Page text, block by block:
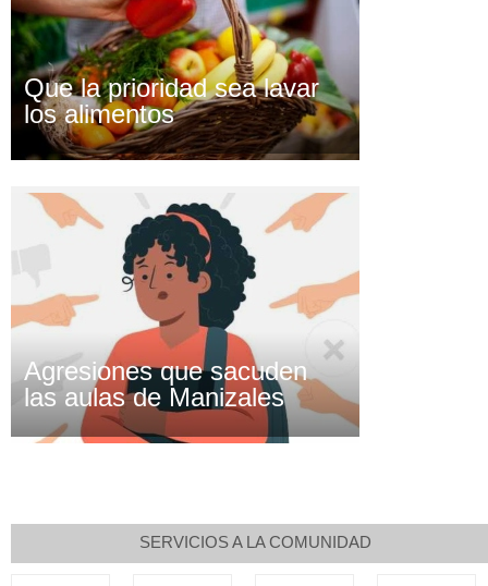
Que la prioridad sea lavar
los alimentos
Agresiones que sacuden
las aulas de Manizales
SERVICIOS A LA COMUNIDAD